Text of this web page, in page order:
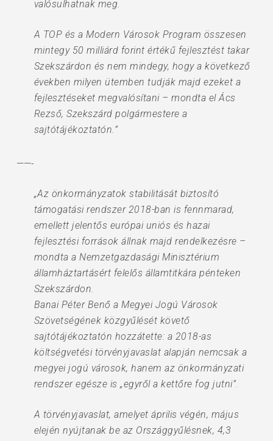
valósulhatnak meg.
A TOP és a Modern Városok Program összesen
mintegy 50 milliárd forint értékű fejlesztést takar
Szekszárdon és nem mindegy, hogy a következő
években milyen ütemben tudják majd ezeket a
fejlesztéseket megvalósítani – mondta el Ács
Rezső, Szekszárd polgármestere a
sajtótájékoztatón.”
——-
„Az önkormányzatok stabilitását biztosító
támogatási rendszer 2018-ban is fennmarad,
emellett jelentős európai uniós és hazai
fejlesztési források állnak majd rendelkezésre –
mondta a Nemzetgazdasági Minisztérium
államháztartásért felelős államtitkára pénteken
Szekszárdon.
Banai Péter Benő a Megyei Jogú Városok
Szövetségének közgyűlését követő
sajtótájékoztatón hozzátette: a 2018-as
költségvetési törvényjavaslat alapján nemcsak a
megyei jogú városok, hanem az önkormányzati
rendszer egésze is „egyről a kettőre fog jutni”.
A törvényjavaslat, amelyet április végén, május
elején nyújtanak be az Országgyűlésnek, 4,3